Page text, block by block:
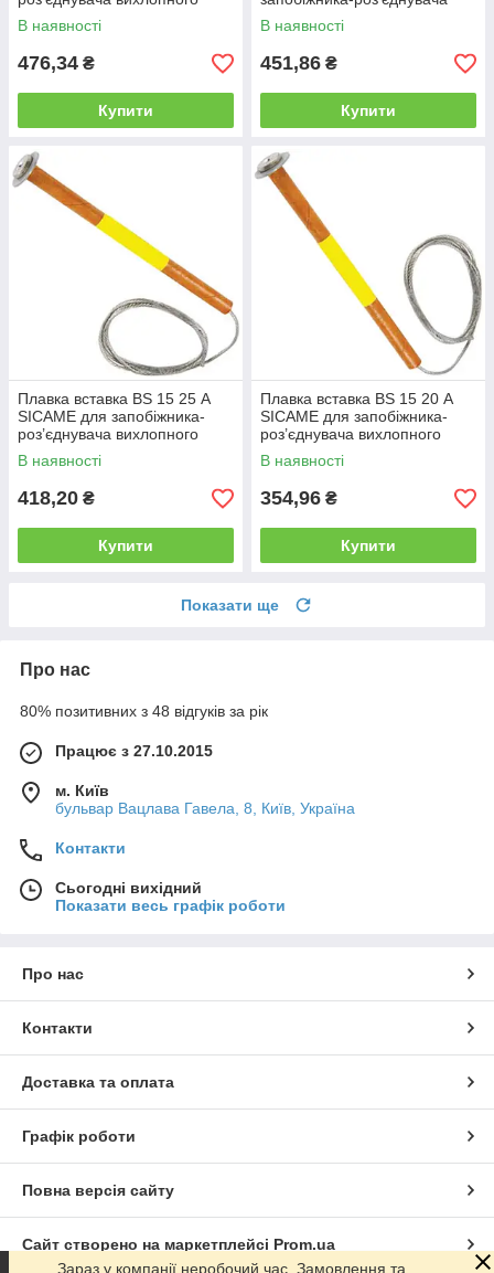
типу, нитка запобіжника
В наявності
476,34 ₴
Купити
вихлопного типу, нитка
запобіжника
В наявності
451,86 ₴
Купити
Плавка вставка BS 15 25 А
SICAME для запобіжника-
роз’єднувача вихлопного
типу, нитка запобіжника
В наявності
418,20 ₴
Купити
Плавка вставка BS 15 20 А
SICAME для запобіжника-
роз’єднувача вихлопного
типу, нитка запобіжника
В наявності
354,96 ₴
Купити
Показати ще
Про нас
80% позитивних з 48 відгуків за рік
Працює з 27.10.2015
м. Київ
бульвар Вацлава Гавела, 8, Київ, Україна
Контакти
Сьогодні вихідний
Показати весь графік роботи
Про нас
Контакти
Доставка та оплата
Графік роботи
Повна версія сайту
Сайт створено на маркетплейсі Prom.ua
Зараз у компанії неробочий час. Замовлення та